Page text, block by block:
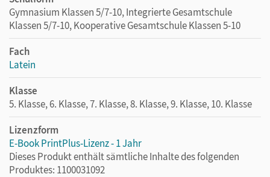
Gymnasium Klassen 5/7-10, Integrierte Gesamtschule
Klassen 5/7-10, Kooperative Gesamtschule Klassen 5-10
Fach
Latein
Klasse
5. Klasse, 6. Klasse, 7. Klasse, 8. Klasse, 9. Klasse, 10. Klasse
Lizenzform
E-Book PrintPlus-Lizenz - 1 Jahr
Dieses Produkt enthält sämtliche Inhalte des folgenden
Produktes: 1100031092